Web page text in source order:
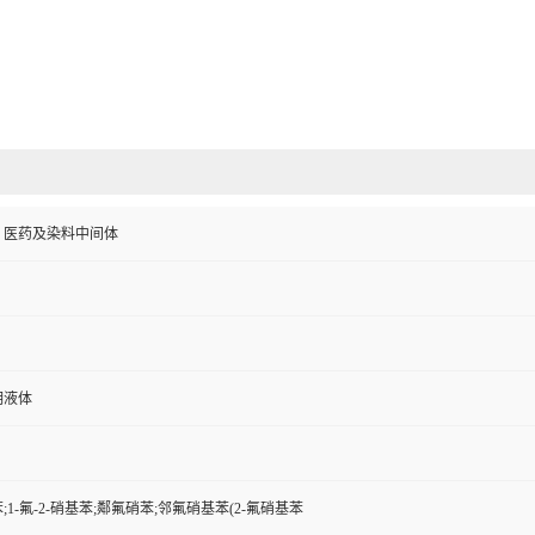
药及染料中间体
液体
氟-2-硝基苯;鄰氟硝苯;邻氟硝基苯(2-氟硝基苯